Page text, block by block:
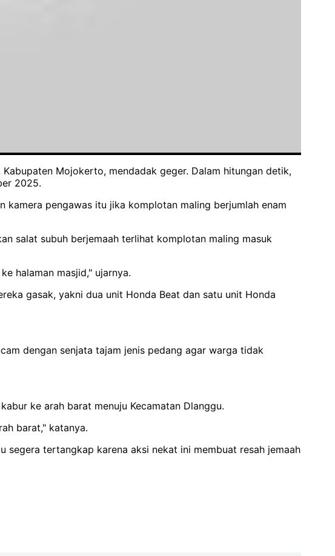
Mojokerto, mendadak geger. Dalam hitungan detik,
2025.
pengawas itu jika komplotan maling berjumlah enam
salat subuh berjemaah terlihat komplotan maling masuk
halaman masjid," ujarnya.
gasak, yakni dua unit Honda Beat dan satu unit Honda
dengan senjata tajam jenis pedang agar warga tidak
ke arah barat menuju Kecamatan Dlanggu.
barat," katanya.
segera tertangkap karena aksi nekat ini membuat resah jemaah